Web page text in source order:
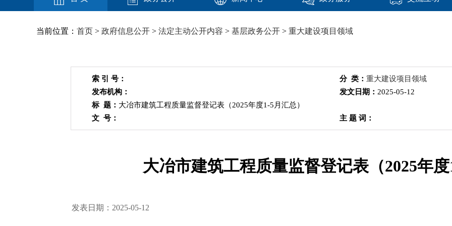
当前位置： 首页 > 政府信息公开 > 法定主动公开内容 > 基层政务公开 > 重大建设项目领域
索 引 号： 分 类： 重大建设项目领域
发布机构：
发文日期： 2025-05-12
标 题： 大冶市建筑工程质量监督登记表（2025年度1-5月汇总）
文 号：
主 题 词：
大冶市建筑工程质量监督登记表（2025年
发表日期：2025-05-12